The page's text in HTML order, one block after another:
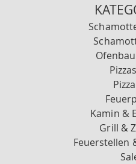
Kamin &
Grill &
Feuerstellen